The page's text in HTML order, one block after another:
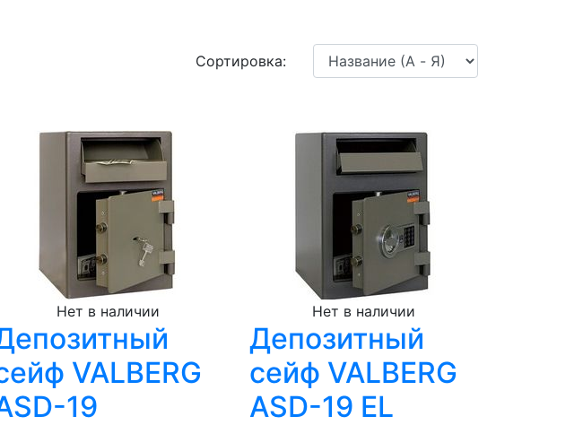
Сортировка:
Нет в наличии
VALBERG
19
Нет в наличии
Депозитный
cейф VALBERG
ASD-19 EL